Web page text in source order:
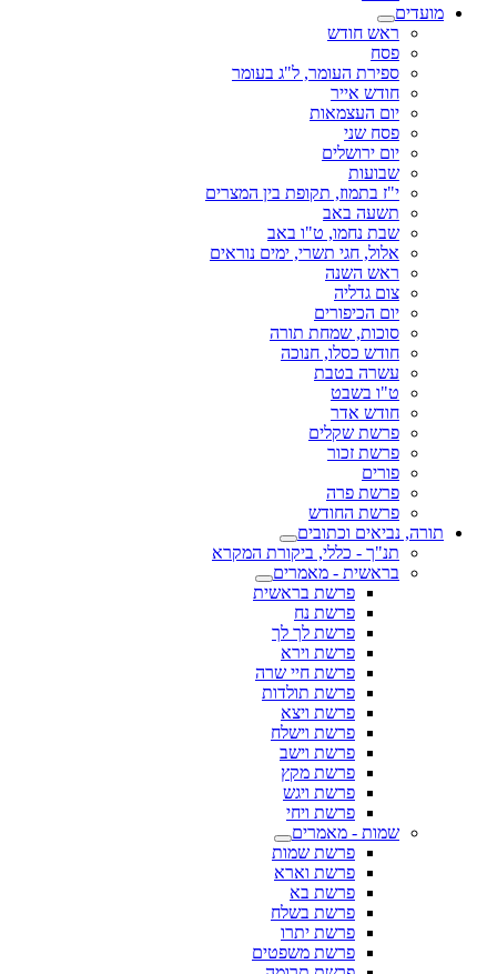
מועדים
ראש חודש
פסח
ספירת העומר, ל"ג בעומר
חודש אייר
יום העצמאות
פסח שני
יום ירושלים
שבועות
י"ז בתמוז, תקופת בין המצרים
תשעה באב
שבת נחמו, ט"ו באב
אלול, חגי תשרי, ימים נוראים
ראש השנה
צום גדליה
יום הכיפורים
סוכות, שמחת תורה
חודש כסלו, חנוכה
עשרה בטבת
ט"ו בשבט
חודש אדר
פרשת שקלים
פרשת זכור
פורים
פרשת פרה
פרשת החודש
תורה, נביאים וכתובים
תנ"ך - כללי, ביקורת המקרא
בראשית - מאמרים
פרשת בראשית
פרשת נח
פרשת לך לך
פרשת וירא
פרשת חיי שרה
פרשת תולדות
פרשת ויצא
פרשת וישלח
פרשת וישב
פרשת מקץ
פרשת ויגש
פרשת ויחי
שמות - מאמרים
פרשת שמות
פרשת וארא
פרשת בא
פרשת בשלח
פרשת יתרו
פרשת משפטים